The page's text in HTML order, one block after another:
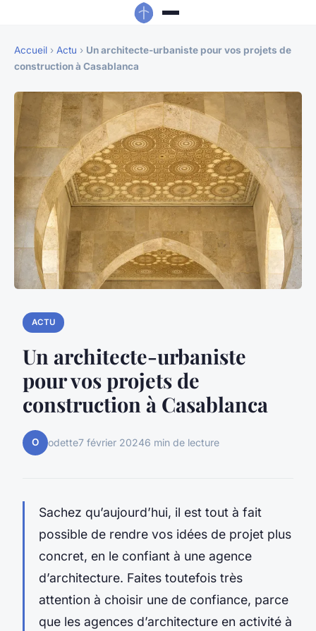
Accueil › Actu › Un architecte-urbaniste pour vos projets de
construction à Casablanca
ACTU
Un architecte-urbaniste
pour vos projets de
construction à Casablanca
O odette7 février 20246 min de lecture
Sachez qu’aujourd’hui, il est tout à fait
possible de rendre vos idées de projet plus
concret, en le confiant à une agence
d’architecture. Faites toutefois très
attention à choisir une de confiance, parce
que les agences d’architecture en activité à